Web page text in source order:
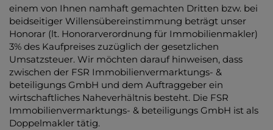
einem von Ihnen namhaft gemachten Dritten bzw. bei
beidseitiger Willensübereinstimmung beträgt unser
Honorar (lt. Honorarverordnung für Immobilienmakler)
3% des Kaufpreises zuzüglich der gesetzlichen
Umsatzsteuer. Wir möchten darauf hinweisen, dass
zwischen der FSR Immobilienvermarktungs- &
beteiligungs GmbH und dem Auftraggeber ein
wirtschaftliches Naheverhältnis besteht. Die FSR
Immobilienvermarktungs- & beteiligungs GmbH ist als
Doppelmakler tätig.